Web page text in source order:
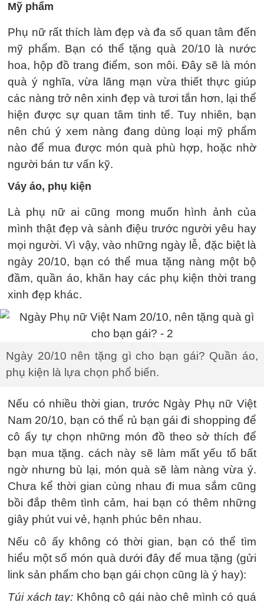
Mỹ phẩm
Phụ nữ rất thích làm đẹp và đa số quan tâm đến
mỹ phẩm. Bạn có thể tặng quà 20/10 là nước
hoa, hộp đồ trang điểm, son môi. Đây sẽ là món
quà ý nghĩa, vừa lãng mạn vừa thiết thực giúp
các nàng trở nên xinh đẹp và tươi tắn hơn, lại thể
hiện được sự quan tâm tinh tế. Tuy nhiên, bạn
nên chú ý xem nàng đang dùng loại mỹ phẩm
nào để mua được món quà phù hợp, hoặc nhờ
người bán tư vấn kỹ.
Váy áo, phụ kiện
Là phụ nữ ai cũng mong muốn hình ảnh của
mình thật đẹp và sành điệu trước người yêu hay
mọi người. Vì vậy, vào những ngày lễ, đặc biệt là
ngày 20/10, bạn có thể mua tặng nàng một bộ
đầm, quần áo, khăn hay các phụ kiện thời trang
xinh đẹp khác.
Ngày 20/10 nên tặng gì cho bạn gái? Quần áo,
phụ kiện là lựa chọn phổ biến.
Nếu có nhiều thời gian, trước Ngày Phụ nữ Việt
Nam 20/10, bạn có thể rủ bạn gái đi shopping để
cô ấy tự chọn những món đồ theo sở thích để
bạn mua tặng. cách này sẽ làm mất yếu tố bất
ngờ nhưng bù lại, món quà sẽ làm nàng vừa ý.
Chưa kể thời gian cùng nhau đi mua sắm cũng
bồi đắp thêm tình cảm, hai bạn có thêm những
giây phút vui vẻ, hạnh phúc bên nhau.
Nếu cô ấy không có thời gian, bạn có thể tìm
hiểu một số món quà dưới đây để mua tặng (gửi
link sản phẩm cho bạn gái chọn cũng là ý hay):
Túi xách tay: Không cô gái nào chê mình có quá